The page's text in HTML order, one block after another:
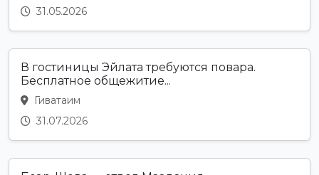
31.05.2026
В гостиницы Эйлата требуются повара.
Бесплатное общежитие...
Гиватаим
31.07.2026